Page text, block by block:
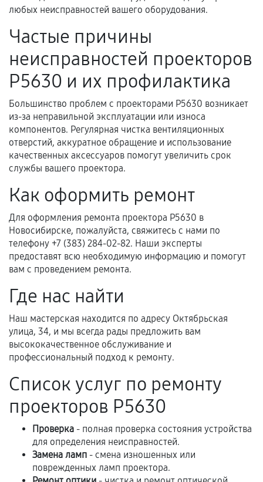
гарантии
Акт выполненных работ с датой, перечнем
услуг и сроком гарантии.
Документы на установленные комплектующие
и кассовый чек.
Расширенная гарантия
В некоторых случаях возможно оформление
условия продления согласовываются отдельно и
фиксируются в документах.
Когда гарантия не действует
механические повреждения, попадание влаги,
Самостоятельный ремонт или вмешательство
третьих лиц.
предусмотрено отдельно.
Обращение после окончания гарантийного
срока.
Программные сбои, если это не указано в
отдельных условиях.
любых неисправностей вашего оборудования.
Частые причины
неисправностей проекторов
P5630 и их профилактика
Большинство проблем с проекторами P5630 возникает
из-за неправильной эксплуатации или износа
компонентов. Регулярная чистка вентиляционных
отверстий, аккуратное обращение и использование
качественных аксессуаров помогут увеличить срок
службы вашего проектора.
Как оформить ремонт
Для оформления ремонта проектора P5630 в
Новосибирске, пожалуйста, свяжитесь с нами по
телефону +7 (383) 284-02-82. Наши эксперты
предоставят всю необходимую информацию и помогут
вам с проведением ремонта.
Где нас найти
Наш мастерская находится по адресу Октябрьская
улица, 34, и мы всегда рады предложить вам
высококачественное обслуживание и
профессиональный подход к ремонту.
Список услуг по ремонту
проекторов P5630
Проверка - полная проверка состояния устройства
для определения неисправностей.
Замена ламп - смена изношенных или
поврежденных ламп проектора.